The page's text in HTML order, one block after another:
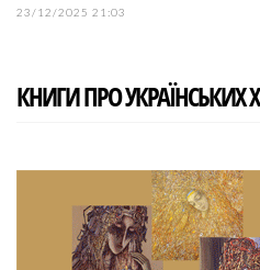
23/12/2025 21:03
КНИГИ ПРО УКРАЇНСЬКИХ